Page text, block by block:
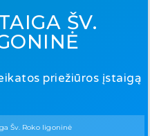
ŠV.
priežiūros įstaigą
Šv. Roko ligoninė